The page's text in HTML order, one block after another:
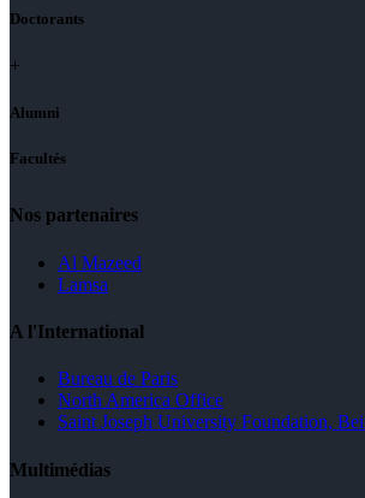
Doctorants
+
Alumni
Facultés
Nos partenaires
Al Mazeed
Lamsa
A l'International
Bureau de Paris
North America Office
Saint Joseph University Foundation,
Multimédias